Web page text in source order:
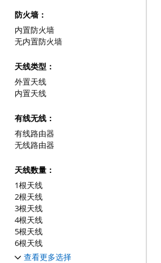
VPN路由器
网络安全路由器
多业务路由器
模块化接入路由器
电信级高端路由器
便携式无线路由器
防火墙：
内置防火墙
无内置防火墙
天线类型：
外置天线
内置天线
有线无线：
有线路由器
无线路由器
天线数量：
1根天线
2根天线
3根天线
4根天线
5根天线
6根天线
7根天线
查看更多选择